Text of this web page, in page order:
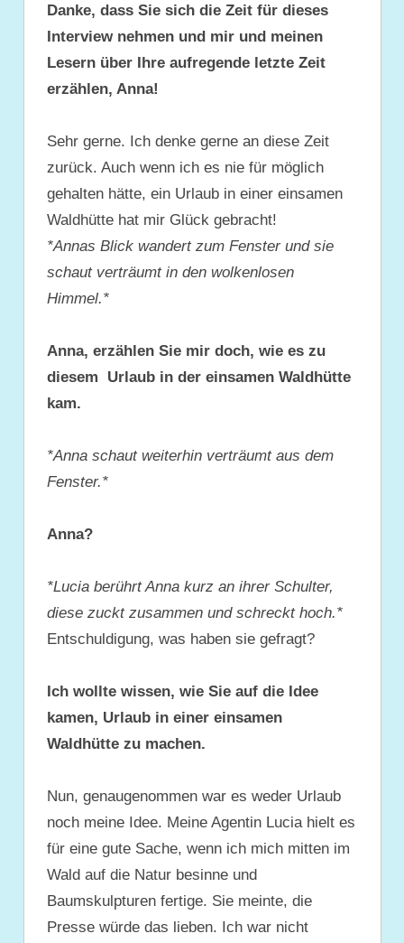
Danke, dass Sie sich die Zeit für dieses
Interview nehmen und mir und meinen
Lesern über Ihre aufregende letzte Zeit
erzählen, Anna!
Sehr gerne. Ich denke gerne an diese Zeit
zurück. Auch wenn ich es nie für möglich
gehalten hätte, ein Urlaub in einer einsamen
Waldhütte hat mir Glück gebracht!
*Annas Blick wandert zum Fenster und sie
schaut verträumt in den wolkenlosen
Himmel.*
Anna, erzählen Sie mir doch, wie es zu
diesem Urlaub in der einsamen Waldhütte
kam.
*Anna schaut weiterhin verträumt aus dem
Fenster.*
Anna?
*Lucia berührt Anna kurz an ihrer Schulter,
diese zuckt zusammen und schreckt hoch.*
Entschuldigung, was haben sie gefragt?
Ich wollte wissen, wie Sie auf die Idee
kamen, Urlaub in einer einsamen
Waldhütte zu machen.
Nun, genaugenommen war es weder Urlaub
noch meine Idee. Meine Agentin Lucia hielt es
für eine gute Sache, wenn ich mich mitten im
Wald auf die Natur besinne und
Baumskulpturen fertige. Sie meinte, die
Presse würde das lieben. Ich war nicht